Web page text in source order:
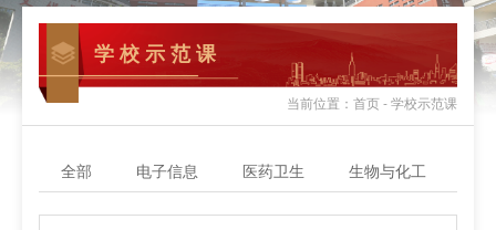
学 校 示 范 课
当前位置：首页 - 学校示范课
全部 电子信息 医药卫生 生物与化工